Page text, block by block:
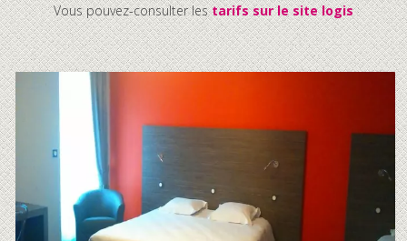
Vous pouvez-consulter lestarifs sur le site logis